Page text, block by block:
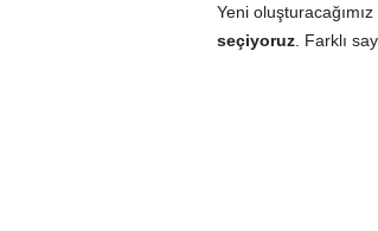
Yeni
seçiyoruz. Farklı